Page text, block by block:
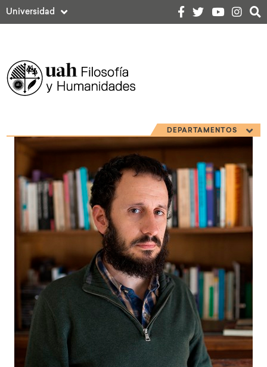
Universidad
DEPARTAMENTOS